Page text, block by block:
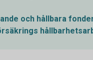
och hållbara